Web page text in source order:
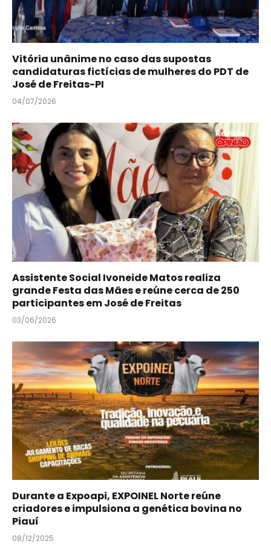
Vitória unânime no caso das supostas
candidaturas fictícias de mulheres do PDT de
José de Freitas-PI
04/07/2026
Assistente Social Ivoneide Matos realiza
grande Festa das Mães e reúne cerca de 250
participantes em José de Freitas
03/06/2026
Durante a Expoapi, EXPOINEL Norte reúne
criadores e impulsiona a genética bovina no
Piauí
08/12/2025